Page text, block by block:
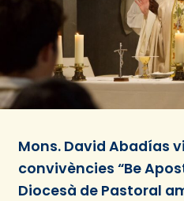
Mons. David Abadías
convivències “Be
Diocesà de Pastoral